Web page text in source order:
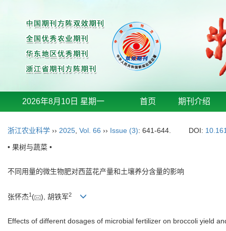
2026年8月10日 星期一 首页 期刊介绍
浙江农业科学 ›› 2025 Vol. 66 ›› Issue (3): 641-644. DOI:
• 果树与蔬菜 •
不同用量的微生物肥对西蓝花产量和土壤养分含量的影响
张怀杰1 ( ), 胡铁军2
Effects of different dosages of microbial fertilizer on broccoli yield